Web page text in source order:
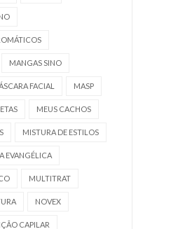
MANGAS SINO
FACIAL MASP
MEUS CACHOS
MISTURA DE ESTILOS
EVANGÉLICA
MULTITRAT
NOVEX
CAPILAR